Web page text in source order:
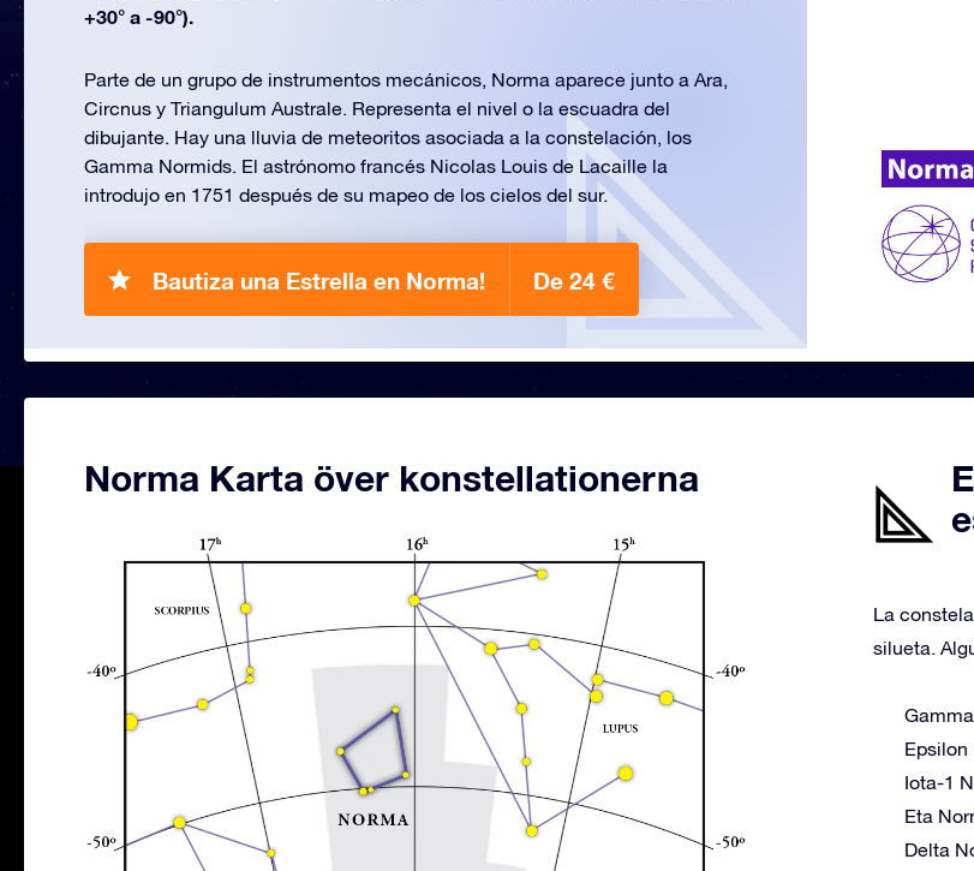
+30° a -90°).
Parte de un grupo de instrumentos mecánicos, Norma aparece junto a Ara,
Circnus y Triangulum Australe. Representa el nivel o la escuadra del
dibujante. Hay una lluvia de meteoritos asociada a la constelación, los
Gamma Normids. El astrónomo francés Nicolas Louis de Lacaille la
introdujo en 1751 después de su mapeo de los cielos del sur.
Bautiza una Estrella en Norma! De 24 €
Norma Karta över konstellationerna
La
silueta.
Epsilon
Iota-1
Eta
Delta